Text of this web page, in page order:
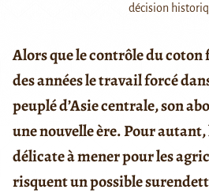
décision
Alors que le contrôle du
des années le travail forcé
peuplé d’Asie centrale, son
une nouvelle ère. Pour
délicate à mener pour les
risquent un possible